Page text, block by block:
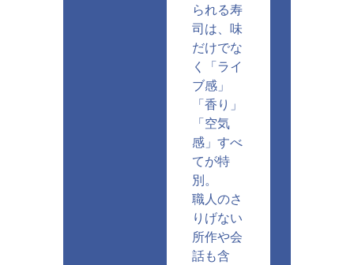
られる寿
司は、味
だけでな
く「ライ
ブ感」
「香り」
「空気
感」すべ
てが特
別。
職人のさ
りげない
所作や会
話も含